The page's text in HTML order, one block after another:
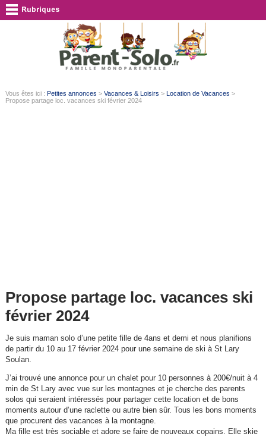
Vous êtes ici : Petites annonces > Vacances & Loisirs > Location de Vacances >
Propose partage loc. vacances ski février 2024
Propose partage loc. vacances ski
février 2024
Je suis maman solo d’une petite fille de 4ans et demi et nous planifions
de partir du 10 au 17 février 2024 pour une semaine de ski à St Lary
Soulan.
J’ai trouvé une annonce pour un chalet pour 10 personnes à 200€/nuit à 4
min de St Lary avec vue sur les montagnes et je cherche des parents
solos qui seraient intéressés pour partager cette location et de bons
moments autour d’une raclette ou autre bien sûr. Tous les bons moments
que procurent des vacances à la montagne.
Ma fille est très sociable et adore se faire de nouveaux copains. Elle skie